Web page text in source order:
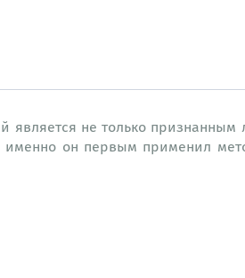
не только признанным
он первым применил